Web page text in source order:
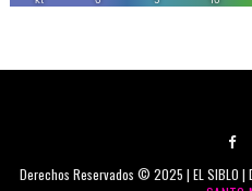
Derechos Reservados © 2025 | EL SIBLO